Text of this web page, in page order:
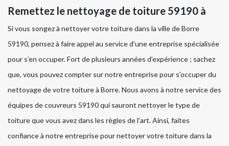
Remettez le nettoyage de toiture 59190 à
Si vous songez à nettoyer votre toiture dans la ville de Borre
59190, pensez à faire appel au service d’une entreprise spécialisée
pour s’en occuper. Fort de plusieurs années d’expérience ; sachez
que, vous pouvez compter sur notre entreprise pour s’occuper du
nettoyage de votre toiture à Borre. Nous avons à notre service des
équipes de couvreurs 59190 qui sauront nettoyer le type de
toiture que vous avez dans les règles de l’art. Ainsi, faites
confiance à notre entreprise pour nettoyer votre toiture dans la